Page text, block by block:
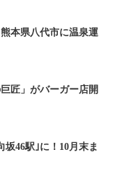
本県八代市に温泉運
匠」がバーガー店開
坂46駅｣に！10月末ま